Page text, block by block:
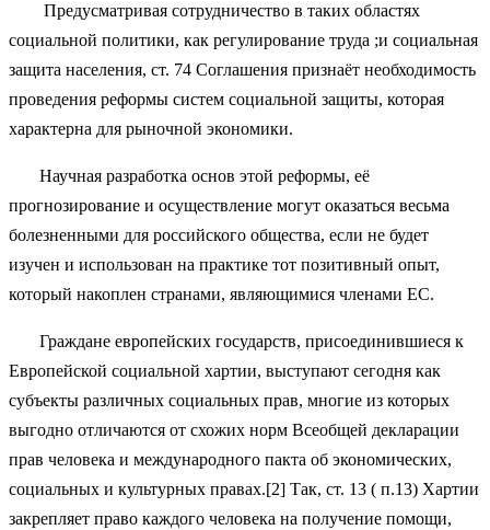
Предусматривая сотрудничество в таких областях
социальной политики, как регулирование труда ;и социальная
защита населения, ст. 74 Соглашения признаёт необходимость
проведения реформы систем социальной защиты, которая
характерна для рыночной экономики.
Научная разработка основ этой реформы, её
прогнозирование и осуществление могут оказаться весьма
болезненными для российского общества, если не будет
изучен и использован на практике тот позитивный опыт,
который накоплен странами, являющимися членами ЕС.
Граждане европейских государств, присоединившиеся к
Европейской социальной хартии, выступают сегодня как
субъекты различных социальных прав, многие из которых
выгодно отличаются от схожих норм Всеобщей декларации
прав человека и международного пакта об экономических,
социальных и культурных правах.[2] Так, ст. 13 ( п.13) Хартии
закрепляет право каждого человека на получение помощи,